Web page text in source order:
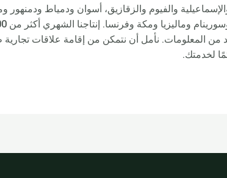
والفيوم والزقازيق، أسوان ودمياط ودمنهور
من المعلومات. نأمل أن نتمكن من إقامة علاقات تجارية
لخدمتك.